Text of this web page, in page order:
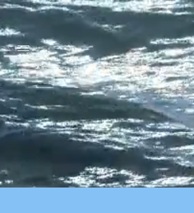
google-site-
verification=jaeWOb95hvQ1OF0HK60c4sQcX2Sc4FL94NIXuaZICBc